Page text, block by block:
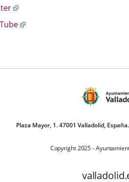
una
externa.
Plaza Mayor, 1. 47001 Valladolid,
Copyright 2025 -